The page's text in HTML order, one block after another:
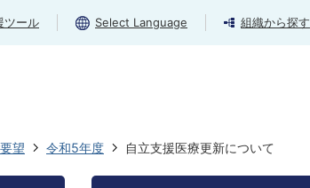
ツール Select Language 組織から探す
望 令和5年度 自立支援医療更新について